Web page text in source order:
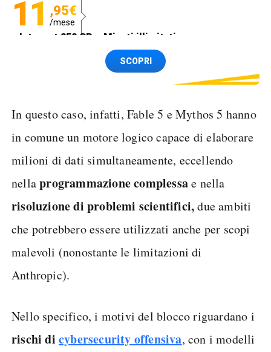
11 ,95€
/mese
Internet 250 GB e Minuti illimitati
Spedizione SIM GRATISSCOPRI
In questo caso, infatti, Fable 5 e Mythos 5 hanno
in comune un motore logico capace di elaborare
milioni di dati simultaneamente, eccellendo
nellaprogrammazione complessae nella
risoluzione di problemi scientifici,due ambiti
che potrebbero essere utilizzati anche per scopi
malevoli (nonostante le limitazioni di
Anthropic).
Nello specifico, i motivi del blocco riguardano i
rischi di cybersecurity offensiva, con i modelli